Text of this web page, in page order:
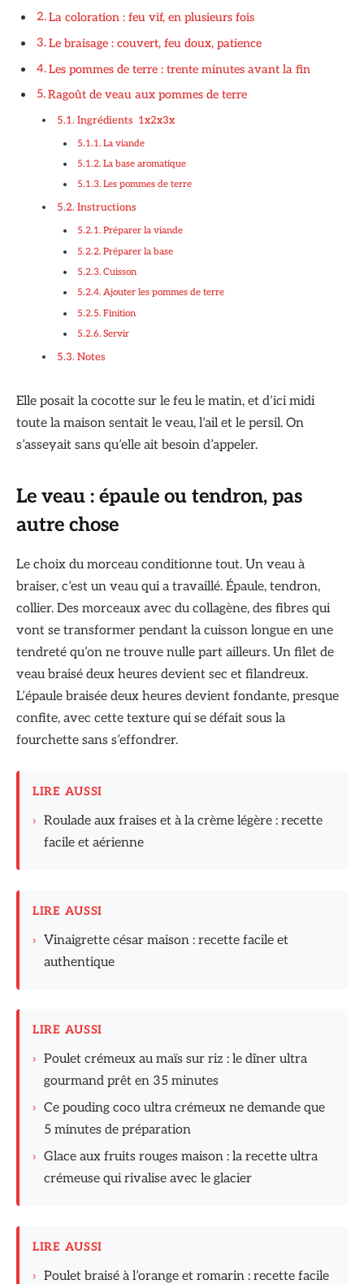
La coloration : feu vif, en plusieurs fois
Le braisage : couvert, feu doux, patience
Les pommes de terre : trente minutes avant la fin
Ragoût de veau aux pommes de terre
Ingrédients 1x2x3x
La viande
La base aromatique
Les pommes de terre
Instructions
Préparer la viande
Préparer la base
Cuisson
Ajouter les pommes de terre
Finition
Servir
Notes
Elle posait la cocotte sur le feu le matin, et d’ici midi
toute la maison sentait le veau, l’ail et le persil. On
s’asseyait sans qu’elle ait besoin d’appeler.
Le veau : épaule ou tendron, pas
autre chose
Le choix du morceau conditionne tout. Un veau à
braiser, c’est un veau qui a travaillé. Épaule, tendron,
collier. Des morceaux avec du collagène, des fibres qui
vont se transformer pendant la cuisson longue en une
tendreté qu’on ne trouve nulle part ailleurs. Un filet de
veau braisé deux heures devient sec et filandreux.
L’épaule braisée deux heures devient fondante, presque
confite, avec cette texture qui se défait sous la
fourchette sans s’effondrer.
LIRE AUSSI
› Roulade aux fraises et à la crème légère : recette
facile et aérienne
LIRE AUSSI
› Vinaigrette césar maison : recette facile et
authentique
LIRE AUSSI
› Poulet crémeux au maïs sur riz : le dîner ultra
gourmand prêt en 35 minutes
› Ce pouding coco ultra crémeux ne demande que
5 minutes de préparation
› Glace aux fruits rouges maison : la recette ultra
crémeuse qui rivalise avec le glacier
LIRE AUSSI
› Poulet braisé à l’orange et romarin : recette facile